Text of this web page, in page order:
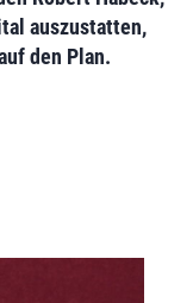
auszustatten,
den Plan.